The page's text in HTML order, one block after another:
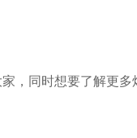
，同时想要了解更